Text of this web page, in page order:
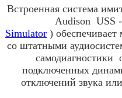
Встроенная система
Audison USS -
Simulator )
со штатными
самодиагностики
подключенных
отключений звука